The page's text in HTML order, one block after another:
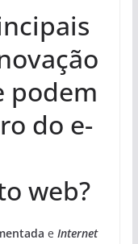
podem
do e-
web?
e Internet